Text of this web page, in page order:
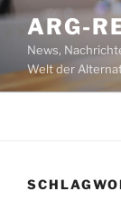
Zum
Inhalt
springen
ARG-
News,
Welt der